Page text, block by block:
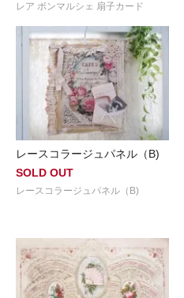
レア ボンマルシェ 扇子カード
レースコラージュパネル（B)
SOLD OUT
レースコラージュパネル（B)